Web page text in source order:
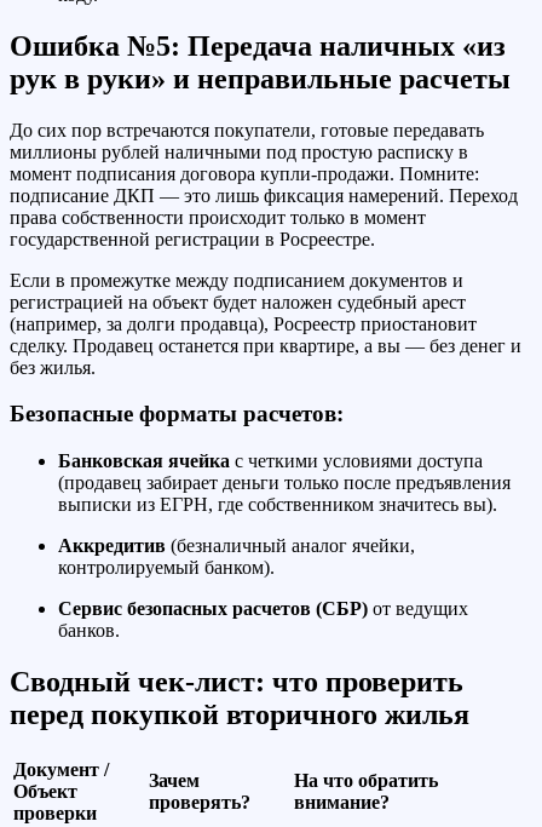
Ошибка №5: Передача наличных «из
рук в руки» и неправильные расчеты
До сих пор встречаются покупатели, готовые передавать
миллионы рублей наличными под простую расписку в
момент подписания договора купли-продажи. Помните:
подписание ДКП — это лишь фиксация намерений. Переход
права собственности происходит только в момент
государственной регистрации в Росреестре.
Если в промежутке между подписанием документов и
регистрацией на объект будет наложен судебный арест
(например, за долги продавца), Росреестр приостановит
сделку. Продавец останется при квартире, а вы — без денег и
без жилья.
Безопасные форматы расчетов:
Банковская ячейка с четкими условиями доступа
(продавец забирает деньги только после предъявления
выписки из ЕГРН, где собственником значитесь вы).
Аккредитив (безналичный аналог ячейки,
контролируемый банком).
Сервис безопасных расчетов (СБР) от ведущих
банков.
Сводный чек-лист: что проверить
перед покупкой вторичного жилья
Документ /
Объект
проверки
Зачем
проверять?
На что обратить
внимание?